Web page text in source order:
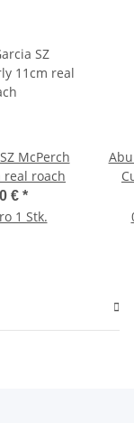
McPerch
real roach
€ *
1 Stk.